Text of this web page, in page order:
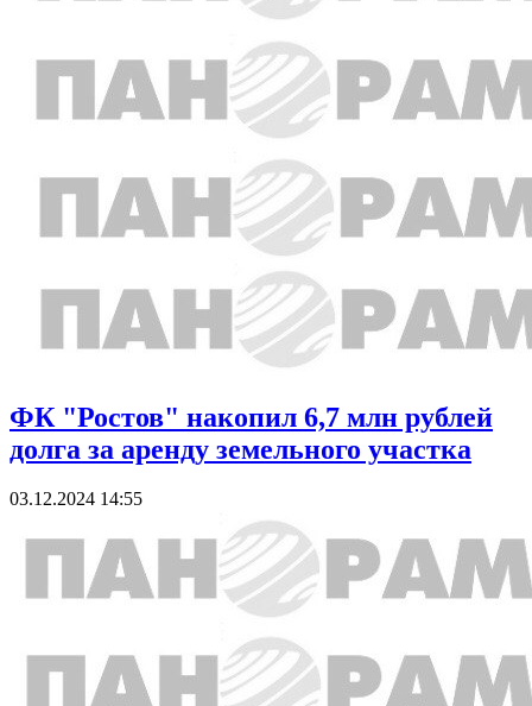
ФК "Ростов" накопил 6,7 млн рублей
долга за аренду земельного участка
03.12.2024 14:55